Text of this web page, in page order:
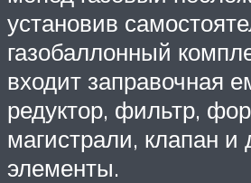
установив
газобаллонный
входит заправочная
редуктор, фильтр,
магистрали, клапан и
элементы.